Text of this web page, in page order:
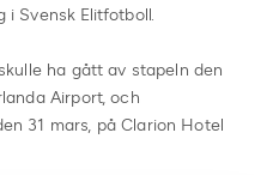
i Svensk Elitfotboll.
ha gått av stapeln den
Airport, och
31 mars, på Clarion Hotel